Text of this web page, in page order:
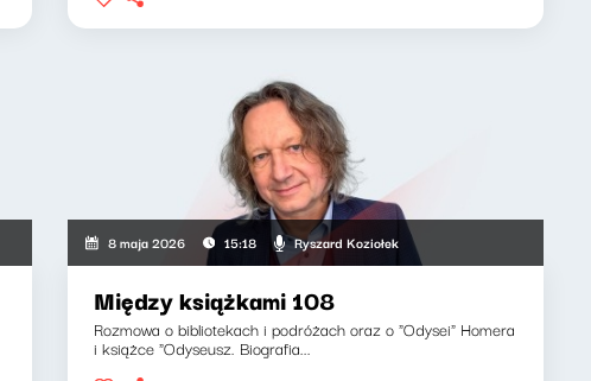
8 maja 2026 15:18 Ryszard Koziołek
Między książkami 108
Rozmowa o bibliotekach i podróżach oraz o "Odysei" Homera
i książce "Odyseusz. Biografia...